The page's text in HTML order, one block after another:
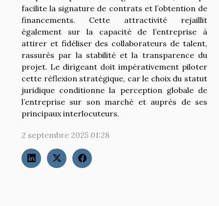
facilite la signature de contrats et l’obtention de
financements. Cette attractivité rejaillit
également sur la capacité de l’entreprise à
attirer et fidéliser des collaborateurs de talent,
rassurés par la stabilité et la transparence du
projet. Le dirigeant doit impérativement piloter
cette réflexion stratégique, car le choix du statut
juridique conditionne la perception globale de
l’entreprise sur son marché et auprès de ses
principaux interlocuteurs.
2 septembre 2025 01:28